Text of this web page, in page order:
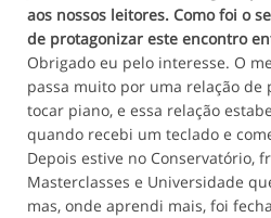
aos nossos leitores. Como foi o
de protagonizar este encontro
Obrigado eu pelo interesse. O
passa muito por uma relação de
tocar piano, e essa relação
quando recebi um teclado e
Depois estive no Conservatório,
Masterclasses e Universidade
mas, onde aprendi mais, foi